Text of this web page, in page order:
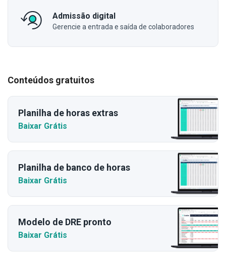
Admissão digital
Gerencie a entrada e saída de colaboradores
Conteúdos gratuitos
Planilha de horas extras
Baixar Grátis
Planilha de banco de horas
Baixar Grátis
Modelo de DRE pronto
Baixar Grátis